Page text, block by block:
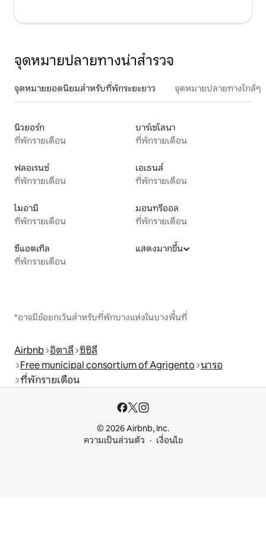
จุดหมายปลายทางน่าสำรวจ
จุดหมายยอดนิยมสำหรับที่พักระยะยาว จุดหมายปลายทางใกล้ๆ
นิวยอร์ก
ที่พักรายเดือน
บาร์เซโลนา
ที่พักรายเดือน
ฟลอเรนซ์
ที่พักรายเดือน
เอเธนส์
ที่พักรายเดือน
ไมอามี
ที่พักรายเดือน
มอนทรีออล
ที่พักรายเดือน
ซีแอตเทิล
ที่พักรายเดือน
แสดงมากขึ้น
*อาจมีข้อยกเว้นสำหรับที่พักบางแห่งในบางพื้นที่
Airbnb อิตาลี ซิซิลี
Free municipal consortium of Agrigento นารอ
ที่พักรายเดือน
© 2026 Airbnb, Inc.
ความเป็นส่วนตัว
เงื่อนไข